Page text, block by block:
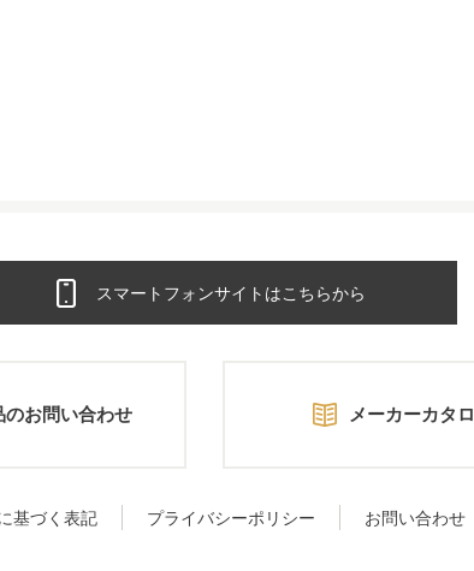
スマートフォンサイトはこちらから
お問い合わせ メーカーカタ
基づく表記 プライバシーポリシー お問い合わせ